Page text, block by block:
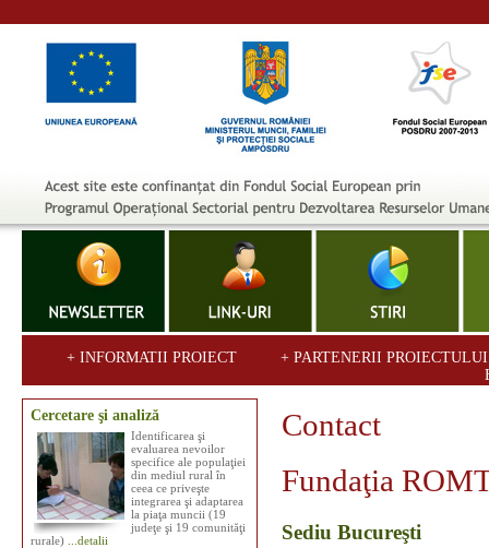
+ INFORMATII PROIECT
+ PARTENERII
Cercetare şi analiză
Identificarea şi
evaluarea nevoilor
specifice ale populaţiei
din mediul rural în
ceea ce priveşte
integrarea şi adaptarea
la piaţa muncii (19
judeţe şi 19 comunităţi
rurale) ...detalii
Contact
Fundaţia
Sediu Bucureşti